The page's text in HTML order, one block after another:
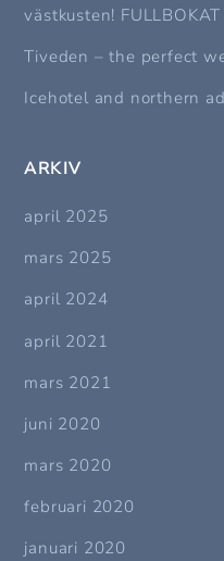
västkusten! FULLBOKAT
Tiveden – the perfect
Icehotel and northern
ARKIV
april 2025
mars 2025
april 2024
april 2021
mars 2021
juni 2020
mars 2020
februari 2020
januari 2020